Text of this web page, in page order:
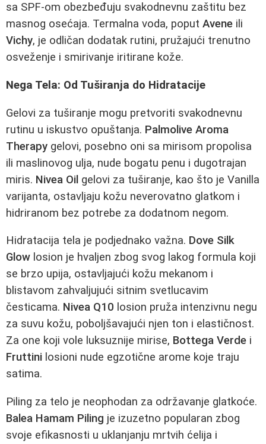
sa SPF-om obezbeđuju svakodnevnu zaštitu bez
masnog osećaja. Termalna voda, poput Avene ili
Vichy, je odličan dodatak rutini, pružajući trenutno
osveženje i smirivanje iritirane kože.
Nega Tela: Od Tuširanja do Hidratacije
Gelovi za tuširanje mogu pretvoriti svakodnevnu
rutinu u iskustvo opuštanja. Palmolive Aroma
Therapy gelovi, posebno oni sa mirisom propolisa
ili maslinovog ulja, nude bogatu penu i dugotrajan
miris. Nivea Oil gelovi za tuširanje, kao što je Vanilla
varijanta, ostavljaju kožu neverovatno glatkom i
hidriranom bez potrebe za dodatnom negom.
Hidratacija tela je podjednako važna. Dove Silk
Glow losion je hvaljen zbog svog lakog formula koji
se brzo upija, ostavljajući kožu mekanom i
blistavom zahvaljujući sitnim svetlucavim
česticama. Nivea Q10 losion pruža intenzivnu negu
za suvu kožu, poboljšavajući njen ton i elastičnost.
Za one koji vole luksuznije mirise, Bottega Verde i
Fruttini losioni nude egzotične arome koje traju
satima.
Piling za telo je neophodan za održavanje glatkoće.
Balea Hamam Piling je izuzetno popularan zbog
svoje efikasnosti u uklanjanju mrtvih ćelija i